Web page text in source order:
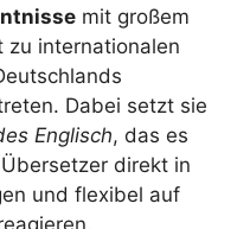
mit großem
zu internationalen
Dabei setzt sie
Englisch, das es
direkt in
und flexibel auf